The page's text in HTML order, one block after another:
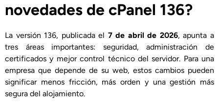
novedades de cPanel 136?
La versión 136, publicada el 7 de abril de 2026, apunta a
tres áreas importantes: seguridad, administración de
certificados y mejor control técnico del servidor. Para una
empresa que depende de su web, estos cambios pueden
significar menos fricción, más orden y una gestión más
segura del alojamiento.